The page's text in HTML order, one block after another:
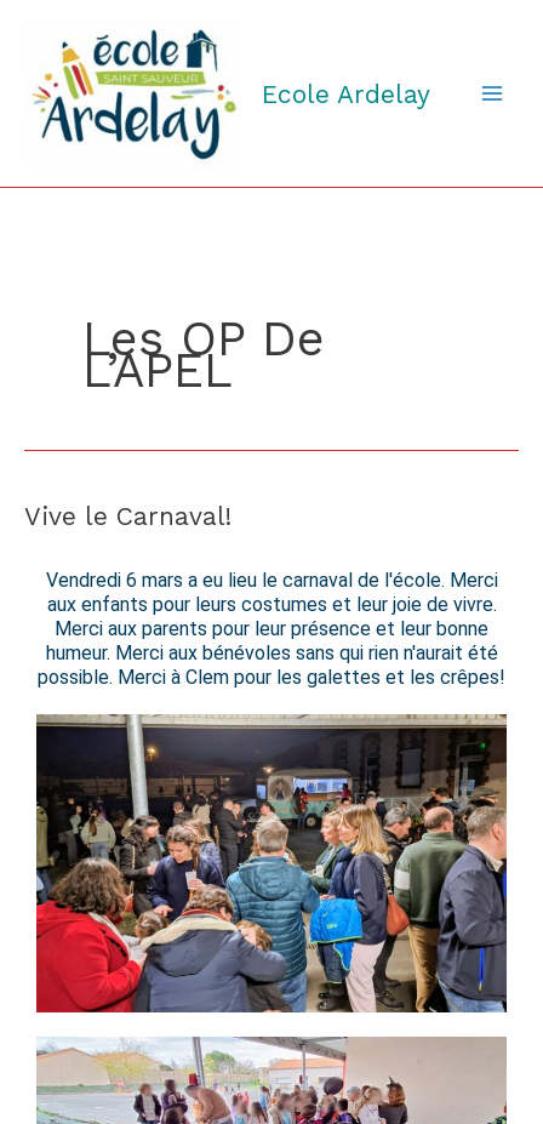
contenu
Ecole Ardelay
Les OP De
L’APEL
Vive le Carnaval!
Vendredi 6 mars a eu lieu le carnaval de l'école. Merci
aux enfants pour leurs costumes et leur joie de vivre.
Merci aux parents pour leur présence et leur bonne
humeur. Merci aux bénévoles sans qui rien n'aurait été
possible. Merci à Clem pour les galettes et les crêpes!
Vive
Carnaval!